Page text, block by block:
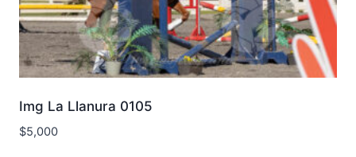
Img La Llanura 0105
$5,000